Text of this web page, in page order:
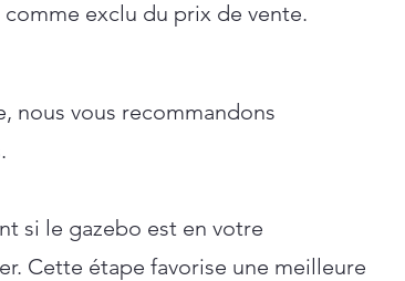
exclu du prix de vente.
nous vous recommandons
si le gazebo est en votre
Cette étape favorise une meilleure